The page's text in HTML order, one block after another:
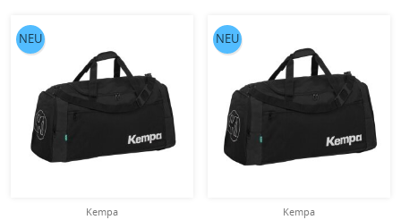
Kempa
NEU
Kempa
NEU